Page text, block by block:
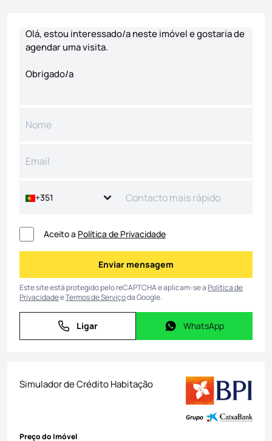
+351
Aceito a Política de Privacidade
Enviar mensagem
Enviar mensagem
Este site está protegido pelo reCAPTCHA e aplicam-se aPolítica de
PrivacidadeeTermos de Serviçoda Google.
Ligar
Ligar WhatsApp
WhatsApp
Simulador de Crédito Habitação
Preço do Imóvel